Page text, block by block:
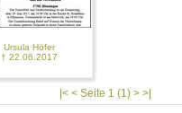
Ursula Höfer
† 22.06.2017
|< < Seite 1 (1) > >|